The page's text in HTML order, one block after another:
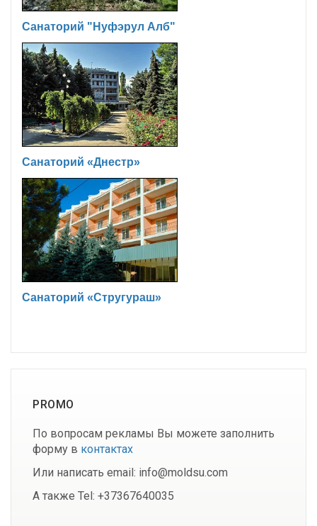
Санаторий "Нуфэрул Алб"
Санаторий «Днестр»
Санаторий «Стругураш»
PROMO
По вопросам рекламы Вы можете заполнить
форму в контактах
Или написать email: info@moldsu.com
А также Tel: +37367640035